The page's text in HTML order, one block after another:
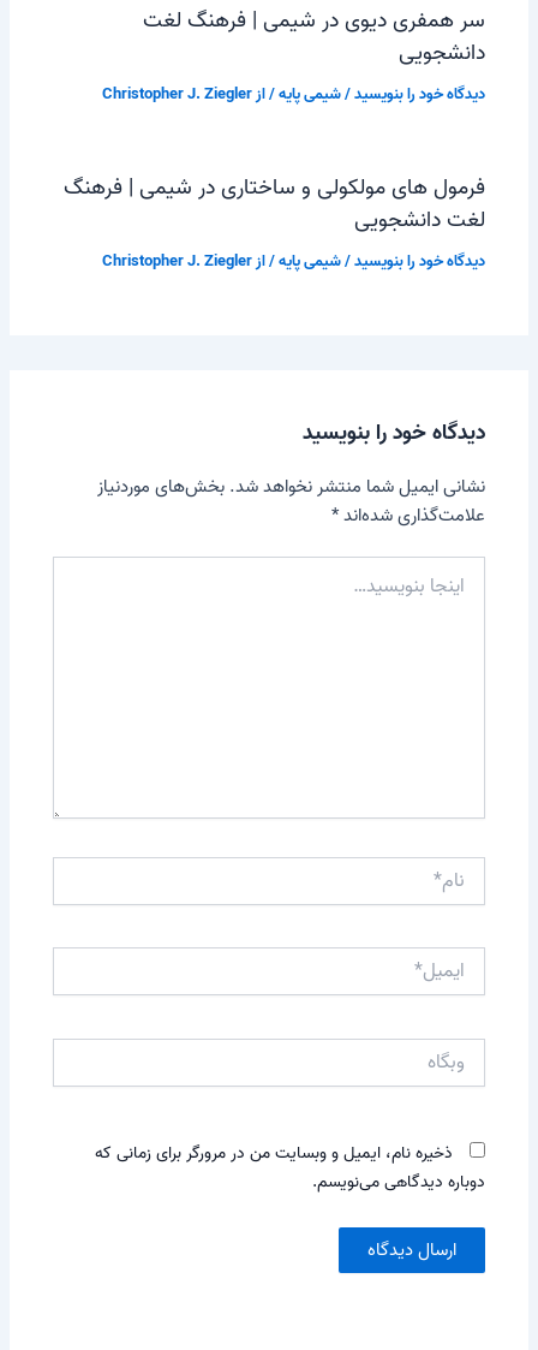
سر همفری دیوی در شیمی | فرهنگ لغت
دانشجویی
دیدگاه‌ خود را بنویسید/شیمی پایه/ ازChristopher J. Ziegler
فرمول های مولکولی و ساختاری در شیمی | فرهنگ
لغت دانشجویی
دیدگاه‌ خود را بنویسید/شیمی پایه/ ازChristopher J. Ziegler
دیدگاه‌ خود را بنویسید
نشانی ایمیل شما منتشر نخواهد شد. بخش‌های موردنیاز
علامت‌گذاری شده‌اند*
اینجا
بنویسید…
نام*
ایمیل*
وبگاه
ذخیره نام، ایمیل و وبسایت من در مرورگر برای زمانی که
دوباره دیدگاهی می‌نویسم.